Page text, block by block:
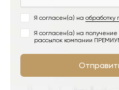
Я согласен(а) на обработку
Я согласен(а) на
рассылок компании